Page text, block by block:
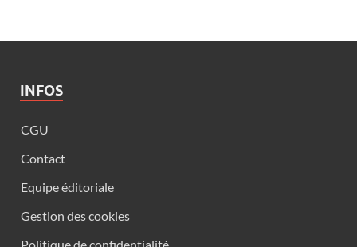
INFOS
CGU
Contact
Equipe éditoriale
Gestion des cookies